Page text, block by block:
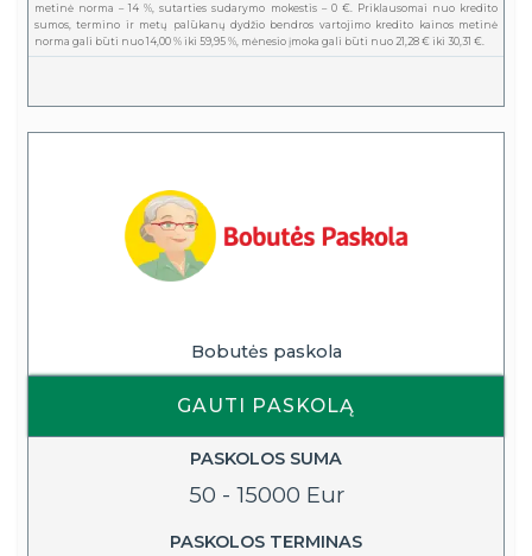
metinė norma – 14 %, sutarties sudarymo mokestis – 0 €. Priklausomai nuo kredito
sumos, termino ir metų palūkanų dydžio bendros vartojimo kredito kainos metinė
norma gali būti nuo 14,00 % iki 59,95 %, mėnesio įmoka gali būti nuo 21,28 € iki 30,31 €.
Bobutės paskola
GAUTI PASKOLĄ
PASKOLOS SUMA
50 - 15000 Eur
PASKOLOS TERMINAS